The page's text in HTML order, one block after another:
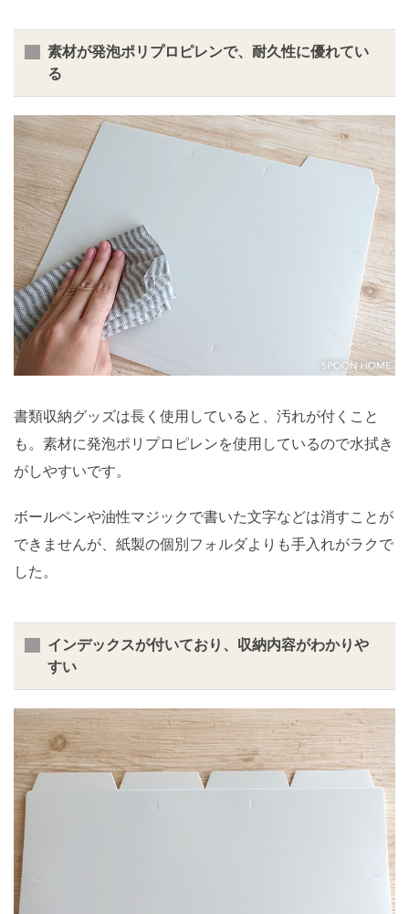
素材が発泡ポリプロピレンで、耐久性に優れてい
る
書類収納グッズは長く使用していると、汚れが付くこと
も。素材に発泡ポリプロピレンを使用しているので水拭き
がしやすいです。
ボールペンや油性マジックで書いた文字などは消すことが
できませんが、紙製の個別フォルダよりも手入れがラクで
した。
インデックスが付いており、収納内容がわかりや
すい